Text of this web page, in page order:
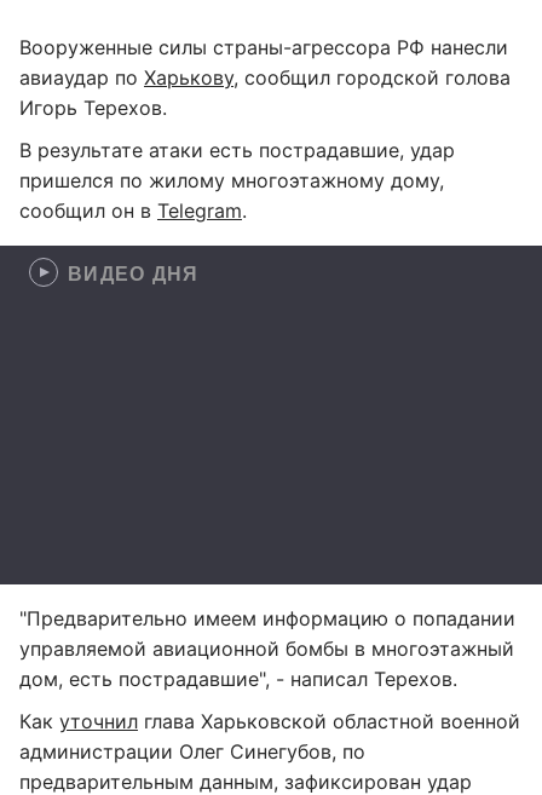
Вооруженные силы страны-агрессора РФ нанесли
авиаудар по Харькову, сообщил городской голова
Игорь Терехов.
В результате атаки есть пострадавшие, удар
пришелся по жилому многоэтажному дому,
сообщил он в Telegram.
ВИДЕО ДНЯ
"Предварительно имеем информацию о попадании
управляемой авиационной бомбы в многоэтажный
дом, есть пострадавшие", - написал Терехов.
Как уточнил глава Харьковской областной военной
администрации Олег Синегубов, по
предварительным данным, зафиксирован удар